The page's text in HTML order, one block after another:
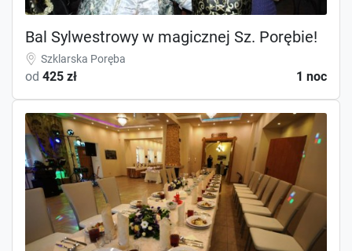
Bal Sylwestrowy w magicznej Sz. Porębie!
Szklarska Poręba
od 425 zł 1 noc